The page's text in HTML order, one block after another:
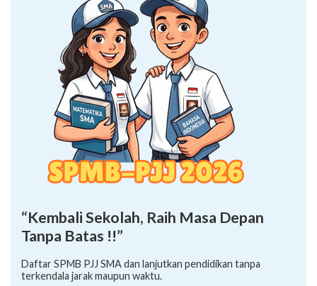
“Kembali Sekolah, Raih Masa Depan
Tanpa Batas !!”
Daftar SPMB PJJ SMA dan lanjutkan pendidikan tanpa
terkendala jarak maupun waktu.